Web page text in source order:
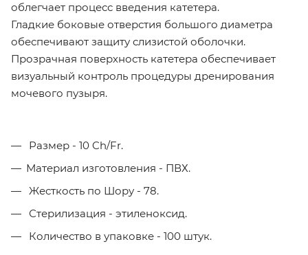
облегчает процесс введения катетера.
Гладкие боковые отверстия большого диаметра
обеспечивают защиту слизистой оболочки.
Прозрачная поверхность катетера обеспечивает
визуальный контроль процедуры дренирования
мочевого пузыря.
Размер - 10 Ch/Fr.
Материал изготовления - ПВХ.
Жесткость по Шору - 78.
Стерилизация - этиленоксид.
Количество в упаковке - 100 штук.